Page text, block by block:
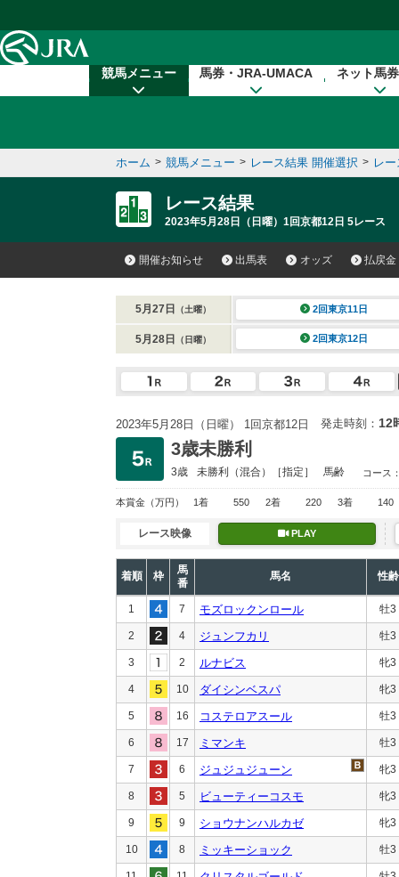
競馬メニュー 馬券・JRA-UMACA ネット馬
ホーム > 競馬メニュー > レース結果 開催選択 > レ
レース結果
2023年5月28日（日曜）1回京都12日 5レース
開催お知らせ 出馬表 オッズ 払戻金
5月27日 （土曜） 2回東京11日
5月28日 （日曜） 2回東京12日
2023年5月28日（日曜） 1回京都12日 発走時刻： 12
3歳未勝利
3歳 未勝利 （混合）［指定］ 馬齢 コース
本賞金 （万円） 1着 550 2着 220 3着 140
レース映像 PLAY
着順 枠
馬
番
馬名 性齢
1 7 モズロックンロール 牡3
2 4 ジュンフカリ 牡3
3 2 ルナビス 牝3
4 10 ダイシンベスパ 牝3
5 16 コステロアスール 牡3
6 17 ミマンキ 牡3
7 6 ジュジュジューン 牝3
8 5 ビューティーコスモ 牝3
9 9 ショウナンハルカゼ 牝3
10 8 ミッキーショック 牡3